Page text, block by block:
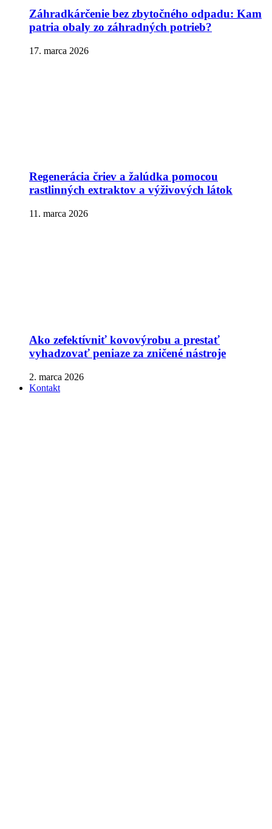
Záhradkárčenie bez zbytočného odpadu: Kam
patria obaly zo záhradných potrieb?
17. marca 2026
Regenerácia čriev a žalúdka pomocou
rastlinných extraktov a výživových látok
11. marca 2026
Ako zefektívniť kovovýrobu a prestať
vyhadzovať peniaze za zničené nástroje
2. marca 2026
Kontakt